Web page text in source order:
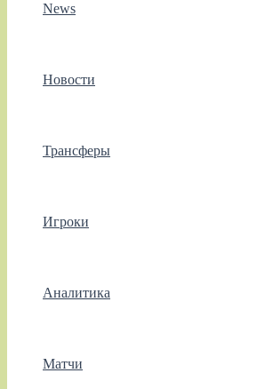
News
Новости
Трансферы
Игроки
Аналитика
Матчи